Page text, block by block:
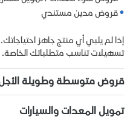
قروض مدين مستندي
إذا لم يلبي أي منتج جاهز
تسهيلات تناسب متطلباتك الخاصة.
قروض متوسطة وطويلة
تمويل المعدات والسيارات